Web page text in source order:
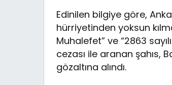
Edinilen bilgiye göre,
hürriyetinden yoksun
Muhalefet” ve “2863
cezası ile aranan şahıs,
gözaltına alındı.